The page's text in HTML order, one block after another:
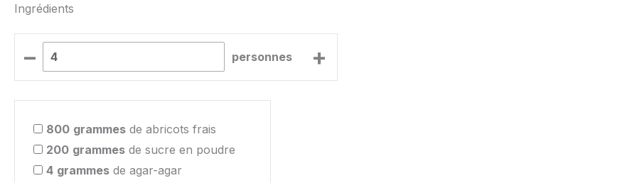
Ingrédients
– personnes +
800 grammes de abricots frais
200 grammes de sucre en poudre
4 grammes de agar-agar